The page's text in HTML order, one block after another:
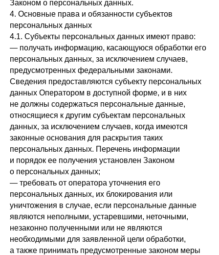
Законом о персональных данных.
4. Основные права и обязанности субъектов
персональных данных
4.1. Субъекты персональных данных имеют право:
— получать информацию, касающуюся обработки его
персональных данных, за исключением случаев,
предусмотренных федеральными законами.
Сведения предоставляются субъекту персональных
данных Оператором в доступной форме, и в них
не должны содержаться персональные данные,
относящиеся к другим субъектам персональных
данных, за исключением случаев, когда имеются
законные основания для раскрытия таких
персональных данных. Перечень информации
и порядок ее получения установлен Законом
о персональных данных;
— требовать от оператора уточнения его
персональных данных, их блокирования или
уничтожения в случае, если персональные данные
являются неполными, устаревшими, неточными,
незаконно полученными или не являются
необходимыми для заявленной цели обработки,
а также принимать предусмотренные законом меры